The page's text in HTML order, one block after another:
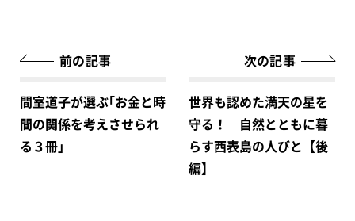
前の記事
間室道子が選ぶ｢お金と時
間の関係を考えさせられ
る３冊｣
次の記事
世界も認めた満天の星を
守る！ 自然とともに暮
らす西表島の人びと【後
編】